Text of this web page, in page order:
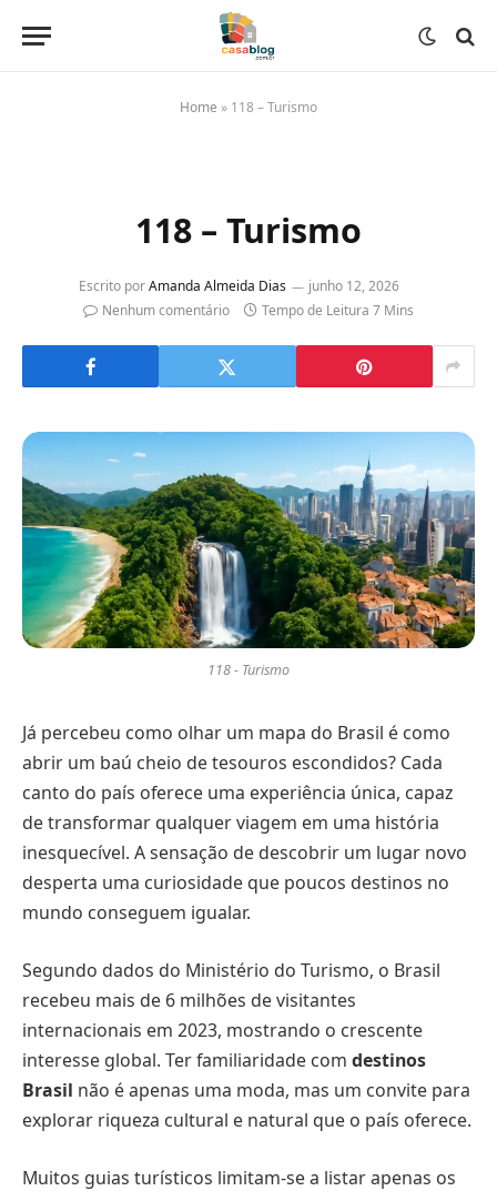
Home » 118 – Turismo
118 – Turismo
Escrito por Amanda Almeida Dias
junho 12, 2026
Nenhum comentário
Tempo de Leitura 7 Mins
118 - Turismo
Já percebeu como olhar um mapa do Brasil é como
abrir um baú cheio de tesouros escondidos? Cada
canto do país oferece uma experiência única, capaz
de transformar qualquer viagem em uma história
inesquecível. A sensação de descobrir um lugar novo
desperta uma curiosidade que poucos destinos no
mundo conseguem igualar.
Segundo dados do Ministério do Turismo, o Brasil
recebeu mais de 6 milhões de visitantes
internacionais em 2023, mostrando o crescente
interesse global. Ter familiaridade com destinos
Brasil não é apenas uma moda, mas um convite para
explorar riqueza cultural e natural que o país oferece.
Muitos guias turísticos limitam-se a listar apenas os